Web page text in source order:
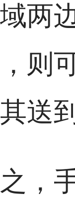
两
则
送
，